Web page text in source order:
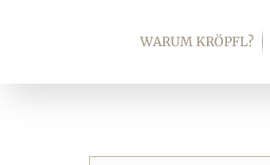
WARUM KRÖPFL?